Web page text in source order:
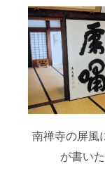
南禅寺の屏風
が書いた